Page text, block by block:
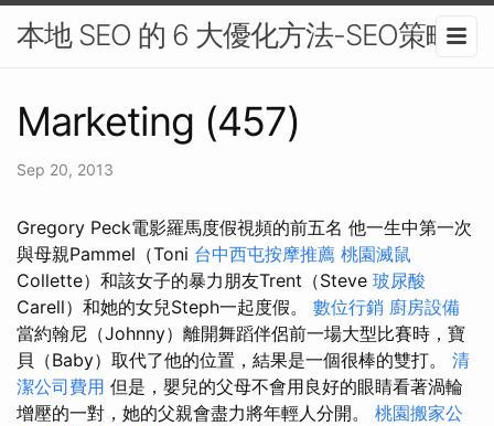
本地 SEO 的 6 大優化方法-SEO策略
Marketing (457)
Sep 20, 2013
Gregory Peck電影羅馬度假視頻的前五名 他一生中第一次
與母親Pammel（Toni 台中西屯按摩推薦 桃園滅鼠
Collette）和該女子的暴力朋友Trent（Steve 玻尿酸
Carell）和她的女兒Steph一起度假。 數位行銷 廚房設備
當約翰尼（Johnny）離開舞蹈伴侶前一場大型比賽時，寶
貝（Baby）取代了他的位置，結果是一個很棒的雙打。 清
潔公司費用 但是，嬰兒的父母不會用良好的眼睛看著渦輪
增壓的一對，她的父親會盡力將年輕人分開。 桃園搬家公